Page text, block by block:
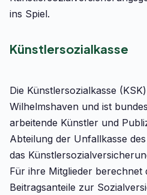
ins Spiel.
Künstlersozialkasse
Die Künstlersozialkasse
Wilhelmshaven und ist
arbeitende Künstler und
Abteilung der Unfallkasse
das
Für ihre Mitglieder berechnet
Beitragsanteile zur